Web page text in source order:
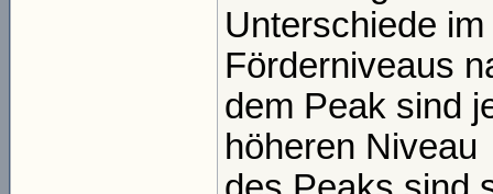
Unterschiede
Förderniveaus
dem Peak sind
höheren Niveau